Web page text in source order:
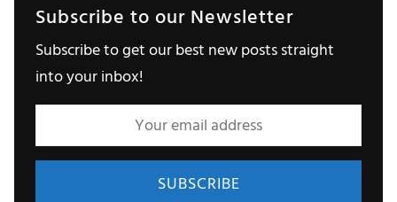
Subscribe to our Newsletter
Subscribe to get our best new posts straight
into your inbox!